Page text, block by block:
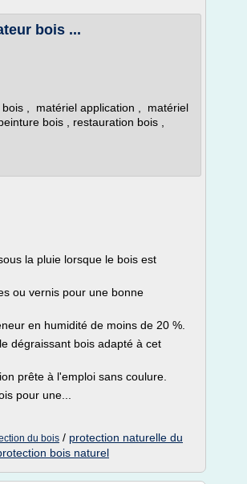
bois ...
, matériel application , matériel
bois , restauration bois ,
la pluie lorsque le bois est
ou vernis pour une bonne
en humidité de moins de 20 %.
dégraissant bois adapté à cet
prête à l'emploi sans coulure.
pour une...
du bois / protection naturelle du
bois naturel